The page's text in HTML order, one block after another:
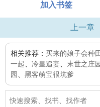
加入书签
上一章
相关推荐： 买来的娘子会种田
一起
冷皇追妻 末世之庄
园
黑客萌宝很坑爹